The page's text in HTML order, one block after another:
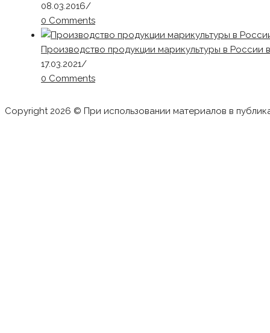
08.03.2016/
0 Comments
Производство продукции марикультуры в России
17.03.2021/
0 Comments
Copyright 2026 © При использовании материалов в